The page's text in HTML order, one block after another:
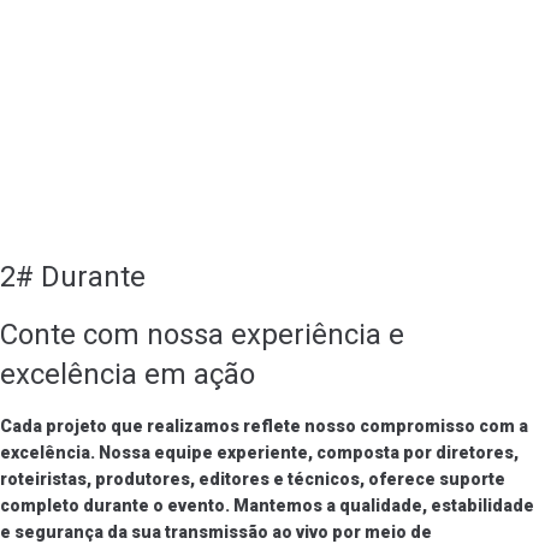
2# Durante
Conte com nossa experiência e
excelência em ação
Cada projeto que realizamos reflete nosso compromisso com a
excelência. Nossa equipe experiente, composta por diretores,
roteiristas, produtores, editores e técnicos, oferece suporte
completo durante o evento. Mantemos a qualidade, estabilidade
e segurança da sua transmissão ao vivo por meio de